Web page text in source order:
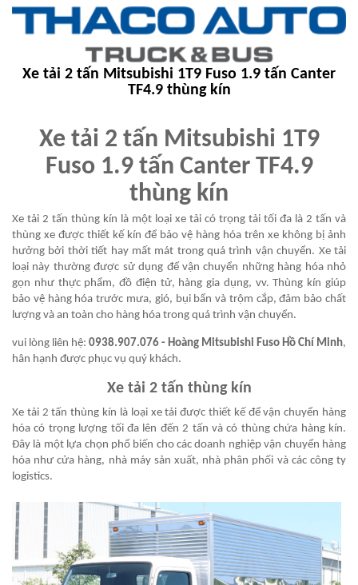
Xe tải 2 tấn Mitsubishi 1T9 Fuso 1.9 tấn Canter
TF4.9 thùng kín
Xe tải 2 tấn Mitsubishi 1T9
Fuso 1.9 tấn Canter TF4.9
thùng kín
Xe tải 2 tấn thùng kín là một loại xe tải có trọng tải tối đa là 2 tấn và
thùng xe được thiết kế kín để bảo vệ hàng hóa trên xe không bị ảnh
hưởng bởi thời tiết hay mất mát trong quá trình vận chuyển. Xe tải
loại này thường được sử dụng để vận chuyển những hàng hóa nhỏ
gọn như thực phẩm, đồ điện tử, hàng gia dụng, vv. Thùng kín giúp
bảo vệ hàng hóa trước mưa, gió, bụi bẩn và trộm cắp, đảm bảo chất
lượng và an toàn cho hàng hóa trong quá trình vận chuyển.
vui lòng liên hệ: 0938.907.076 - Hoàng Mitsubishi Fuso Hồ Chí Minh,
hân hạnh được phục vụ quý khách.
Xe tải 2 tấn thùng kín
Xe tải 2 tấn thùng kín là loại xe tải được thiết kế để vận chuyển hàng
hóa có trọng lượng tối đa lên đến 2 tấn và có thùng chứa hàng kín.
Đây là một lựa chọn phổ biến cho các doanh nghiệp vận chuyển hàng
hóa như cửa hàng, nhà máy sản xuất, nhà phân phối và các công ty
logistics.